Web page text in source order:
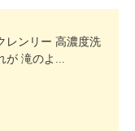
レンリー 高濃度洗
が 滝のよ...